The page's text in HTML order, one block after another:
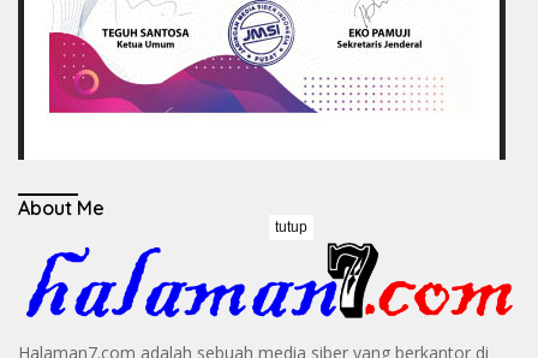
About Me
Halaman7.com adalah sebuah media siber yang berkantor di
tutup